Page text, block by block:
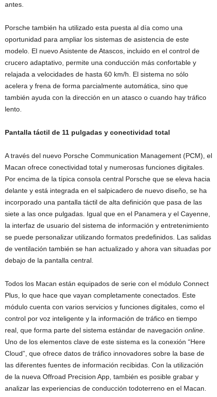
antes.
Porsche también ha utilizado esta puesta al día como una
oportunidad para ampliar los sistemas de asistencia de este
modelo. El nuevo Asistente de Atascos, incluido en el control de
crucero adaptativo, permite una conducción más confortable y
relajada a velocidades de hasta 60 km/h. El sistema no sólo
acelera y frena de forma parcialmente automática, sino que
también ayuda con la dirección en un atasco o cuando hay tráfico
lento.
Pantalla táctil de 11 pulgadas y conectividad total
A través del nuevo Porsche Communication Management (PCM), el
Macan ofrece conectividad total y numerosas funciones digitales.
Por encima de la típica consola central Porsche que se eleva hacia
delante y está integrada en el salpicadero de nuevo diseño, se ha
incorporado una pantalla táctil de alta definición que pasa de las
siete a las once pulgadas. Igual que en el Panamera y el Cayenne,
la interfaz de usuario del sistema de información y entretenimiento
se puede personalizar utilizando formatos predefinidos. Las salidas
de ventilación también se han actualizado y ahora van situadas por
debajo de la pantalla central.
Todos los Macan están equipados de serie con el módulo Connect
Plus, lo que hace que vayan completamente conectados. Este
módulo cuenta con varios servicios y funciones digitales, como el
control por voz inteligente y la información de tráfico en tiempo
real, que forma parte del sistema estándar de navegación online
Uno de los elementos clave de este sistema es la conexión “Here
Cloud”, que ofrece datos de tráfico innovadores sobre la base de
las diferentes fuentes de información recibidas. Con la utilización
de la nueva Offroad Precision App, también es posible grabar y
analizar las experiencias de conducción todoterreno en el Macan.